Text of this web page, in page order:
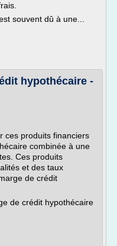
souvent dû à une...
hypothécaire -
ces produits financiers
combinée à une
Ces produits
et des taux
de crédit
de crédit hypothécaire